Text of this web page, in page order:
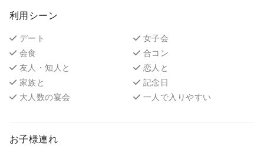
利用シーン
デート
女子会
会食
合コン
友人・知人と
恋人と
家族と
記念日
大人数の宴会
一人で入りやすい
お子様連れ